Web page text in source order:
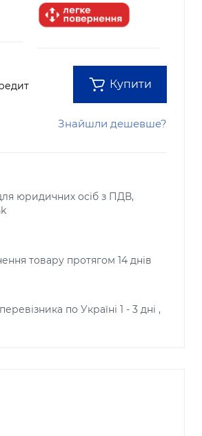
Купити
Знайшли дешевше?
юридичних осіб з ПДВ,
товару протягом 14 днів
по Україні 1 - 3 дні ,